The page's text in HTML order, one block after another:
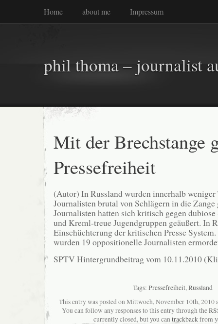
Home about me Impressum
phil thoma – journalist
Mit der Brechstange
Pressefreiheit
(Autor) In Russland wurden innerhalb weniger
Journalisten brutal von Schlägern in die
Journalisten hatten sich kritisch gegen
und Kreml-treue Jugendgruppen geäußert. In
Einschüchterung der kritischen Presse
wurden 19 oppositionelle Journalisten
SPTV Hintergrundbeitrag vom 10.11.2010
Tags: Pressefreiheit, Russland
This entry was posted on Mittwoch, November 10th, 2010
You can follow any responses to this entry through the
currently closed, but you cantrackbackfrom